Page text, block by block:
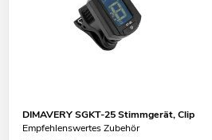
DIMAVERY SGKT-25 Stimmgerät, Clip
Empfehlenswertes Zubehör